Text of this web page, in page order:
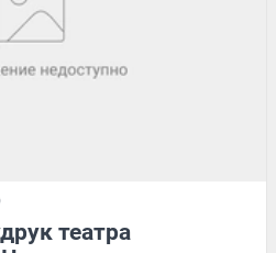
театра